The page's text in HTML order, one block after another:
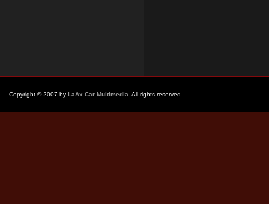
Copyright © 2007 by LaAx Car Multimedia . All rights reserved.